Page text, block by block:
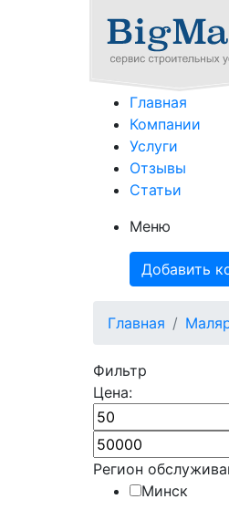
Главная
Компании
Услуги
Отзывы
Статьи
Меню
Добавить
Главная
Фильтр
Цена:
Регион
Минск